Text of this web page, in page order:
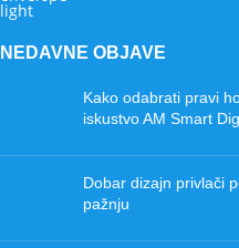
NEDAVNE OBJAVE
Kako odabrati pravi
iskustvo AM Smart
Dobar dizajn privlači
pažnju